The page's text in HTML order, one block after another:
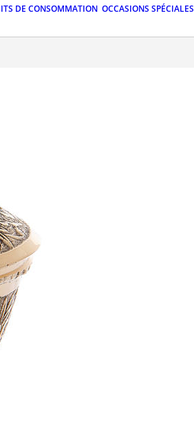
DE CONSOMMATION OCCASIONS SPÉCIALES